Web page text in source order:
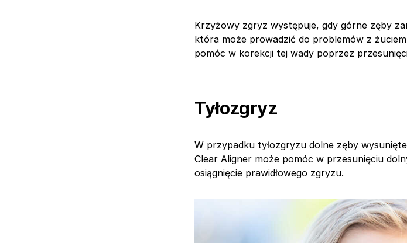
Krzyżowy zgryz występuje, gdy górne zęby
która może prowadzić do problemów z
pomóc w korekcji tej wady poprzez
Tyłozgryz
W przypadku tyłozgryzu dolne zęby
Clear Aligner może pomóc w przesunięciu
osiągnięcie prawidłowego zgryzu.